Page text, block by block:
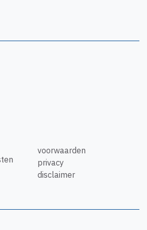
voorwaarden
privacy
disclaimer